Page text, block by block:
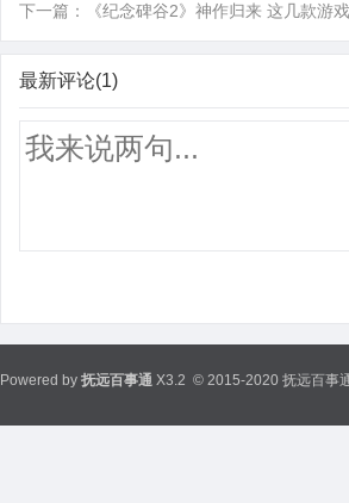
下一篇： 《纪念碑谷2》神作归来 这几款游
最新评论(1)
Powered by 抚远百事通 X3.2 © 2015-2020 抚远百事